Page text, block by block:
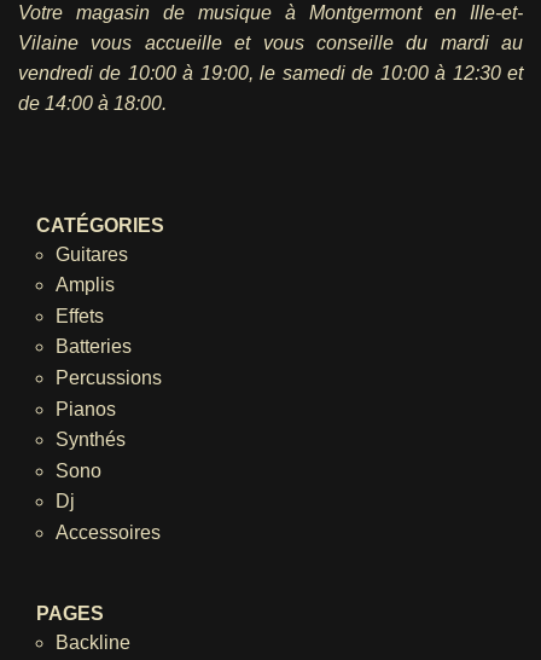
Votre magasin de musique à Montgermont en Ille-et-
Vilaine vous accueille et vous conseille du mardi au
vendredi de 10:00 à 19:00, le samedi de 10:00 à 12:30 et
de 14:00 à 18:00.
CATÉGORIES
Guitares
Amplis
Effets
Batteries
Percussions
Pianos
Synthés
Sono
Dj
Accessoires
PAGES
Backline